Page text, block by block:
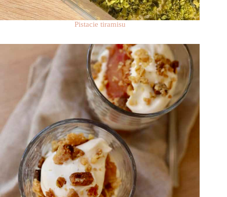
Pistacie tiramisu